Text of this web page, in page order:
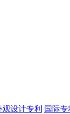
观设计专利 国际专